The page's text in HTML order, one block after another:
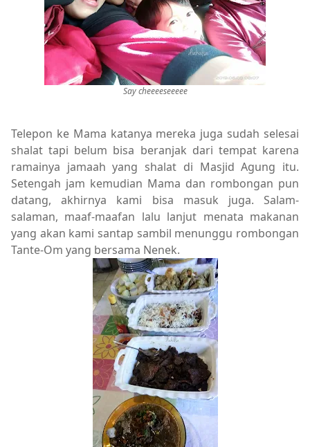
Say cheeeeseeeee
Telepon ke Mama katanya mereka juga sudah selesai
shalat tapi belum bisa beranjak dari tempat karena
ramainya jamaah yang shalat di Masjid Agung itu.
Setengah jam kemudian Mama dan rombongan pun
datang, akhirnya kami bisa masuk juga. Salam-
salaman, maaf-maafan lalu lanjut menata makanan
yang akan kami santap sambil menunggu rombongan
Tante-Om yang bersama Nenek.